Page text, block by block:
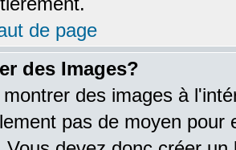
de page
des Images?
des images à
pas de moyen pour